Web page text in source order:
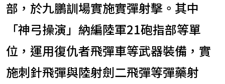
部，於九鵬訓場實施實彈射擊。其中
「神弓操演」納編陸軍21砲指部等單
位，運用復仇者飛彈車等武器裝備，實
施刺針飛彈與陸射劍二飛彈等彈藥射